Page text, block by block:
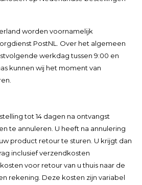
worden voornamelijk
PostNL. Over het algemeen
werkdag tussen 9:00 en
kunnen wij het moment van
tot 14 dagen na ontvangst
te annuleren. U heeft na annulering
product retour te sturen. U krijgt dan
inclusief verzendkosten
voor retour van u thuis naar de
rekening. Deze kosten zijn variabel